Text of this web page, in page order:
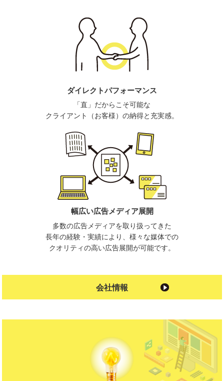
ダイレクトパフォーマンス
「直」だからこそ可能な
クライアント（お客様）の納得と充実感。
幅広い広告メディア展開
多数の広告メディアを取り扱ってきた
長年の経験・実績により、様々な媒体での
クオリティの高い広告展開が可能です。
会社情報